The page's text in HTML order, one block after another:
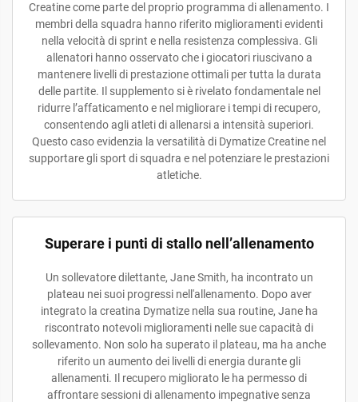
Creatine come parte del proprio programma di allenamento. I
membri della squadra hanno riferito miglioramenti evidenti
nella velocità di sprint e nella resistenza complessiva. Gli
allenatori hanno osservato che i giocatori riuscivano a
mantenere livelli di prestazione ottimali per tutta la durata
delle partite. Il supplemento si è rivelato fondamentale nel
ridurre l’affaticamento e nel migliorare i tempi di recupero,
consentendo agli atleti di allenarsi a intensità superiori.
Questo caso evidenzia la versatilità di Dymatize Creatine nel
supportare gli sport di squadra e nel potenziare le prestazioni
atletiche.
Superare i punti di stallo nell’allenamento
Un sollevatore dilettante, Jane Smith, ha incontrato un
plateau nei suoi progressi nell'allenamento. Dopo aver
integrato la creatina Dymatize nella sua routine, Jane ha
riscontrato notevoli miglioramenti nelle sue capacità di
sollevamento. Non solo ha superato il plateau, ma ha anche
riferito un aumento dei livelli di energia durante gli
allenamenti. Il recupero migliorato le ha permesso di
affrontare sessioni di allenamento impegnative senza